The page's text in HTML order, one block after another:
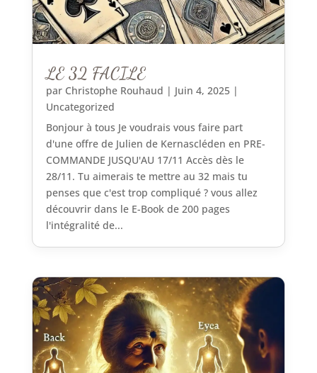
LE 32 FACILE
par Christophe Rouhaud | Juin 4, 2025|
Uncategorized
Bonjour à tous Je voudrais vous faire part
d'une offre de Julien de Kernascléden en PRE-
COMMANDE JUSQU'AU 17/11 Accès dès le
28/11. Tu aimerais te mettre au 32 mais tu
penses que c'est trop compliqué ? vous allez
découvrir dans le E-Book de 200 pages
l'intégralité de...